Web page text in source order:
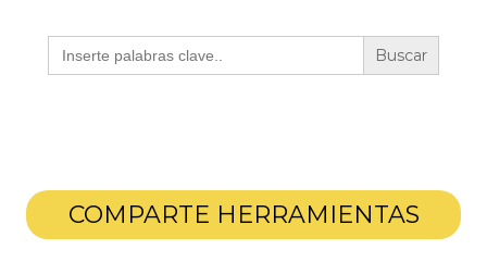
Buscar:
COMPARTE HERRAMIENTAS